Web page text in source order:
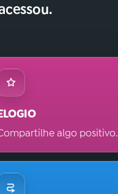
algo positivo.